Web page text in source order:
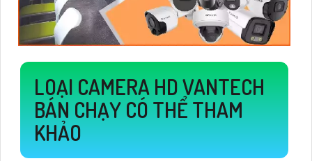
LOẠI CAMERA HD VANTECH
BÁN CHẠY CÓ THỂ THAM
KHẢO